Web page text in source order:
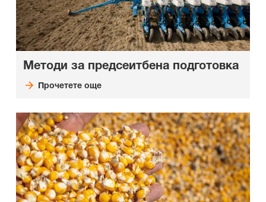
Методи за предсеитбена подготовка
Прочетете още